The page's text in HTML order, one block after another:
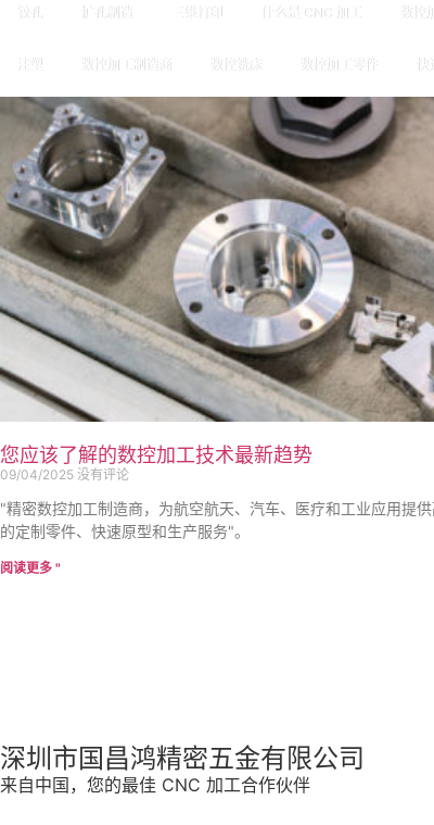
铰孔 扩孔制造 三维打印 什么是 CNC 加工 数控
注塑 数控加工制造商 数控铣床 数控加工零件
您应该了解的数控加工技术最新趋势
09/04/2025 没有评论
"精密数控加工制造商，为航空航天、汽车、医疗和工业应用提
的定制零件、快速原型和生产服务"。
阅读更多 "
深圳市国昌鸿精密五金有限公司
来自中国，您的最佳 CNC 加工合作伙伴